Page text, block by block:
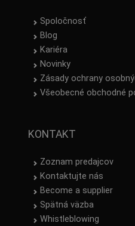
Spoločnosť
Blog
Kariéra
Novinky
Zásady ochrany
Všeobecné obchodné
KONTAKT
Zoznam predajcov
Kontaktujte nás
Become a supplier
Spätná väzba
Whistleblowing